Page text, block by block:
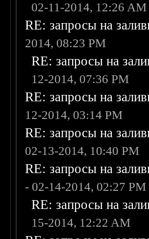
02-11-2014, 12:26 AM
RE: запросы на
2014, 08:23 PM
RE: запросы на
12-2014, 07:36 PM
RE: запросы на
12-2014, 03:14 PM
RE: запросы на
02-13-2014, 10:40 PM
RE: запросы на
- 02-14-2014, 02:27 PM
RE: запросы на
15-2014, 12:22 AM